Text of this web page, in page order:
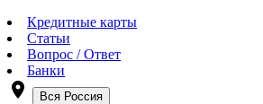
Кредитные карты
Статьи
Вопрос / Ответ
Банки
room Вся Россия